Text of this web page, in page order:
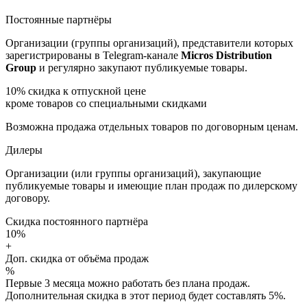
Постоянные партнёры
Организации (группы организаций), представители которых
зарегистрированы в Telegram-канале Micros Distribution
Group и регулярно закупают публикуемые товары.
10% скидка к отпускной цене
кроме товаров со специальными скидками
Возможна продажа отдельных товаров по договорным ценам.
Дилеры
Организации (или группы организаций), закупающие
публикуемые товары и имеющие план продаж по дилерскому
договору.
Скидка постоянного партнёра
10%
+
Доп. скидка от объёма продаж
%
Первые 3 месяца можно работать без плана продаж.
Дополнительная скидка в этот период будет составлять 5%.